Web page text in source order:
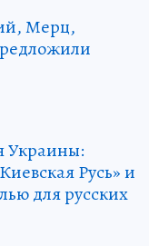
Мерц,
Украины:
Русь» и
для русских